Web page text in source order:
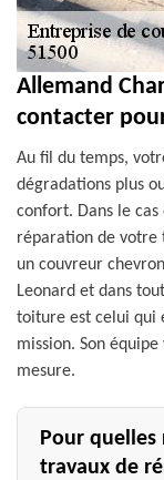
Allemand
contacter
Au fil du temps,
dégradations plus
confort. Dans le cas
réparation de votre
un couvreur
Leonard et dans
toiture est celui qui
mission. Son
mesure.
Pour quelles
travaux de